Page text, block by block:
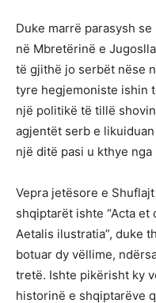
Duke marrë parasysh
në Mbretërinë e
të gjithë jo serbët nëse
tyre hegjemoniste ishin
një politikë të tillë
agjentët serb e
një ditë pasi u kthye nga
Vepra jetësore e
shqiptarët ishte “Acta et
Aetalis ilustratia”, duke
botuar dy vëllime,
tretë. Ishte pikërisht ky
historinë e shqiptarëve